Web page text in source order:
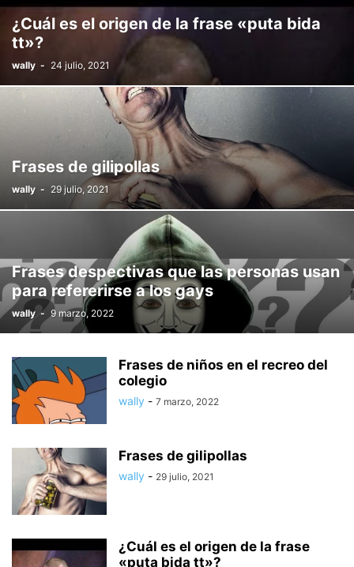
¿Cuál es el origen de la frase «puta bida
tt»?
wally - 24 julio, 2021
Frases de gilipollas
wally - 29 julio, 2021
Frases despectivas que las personas usan
para refererirse a los gays
wally - 9 marzo, 2022
Frases de niños en el recreo del
colegio
wally - 7 marzo, 2022
Frases de gilipollas
wally - 29 julio, 2021
¿Cuál es el origen de la frase
«puta bida tt»?